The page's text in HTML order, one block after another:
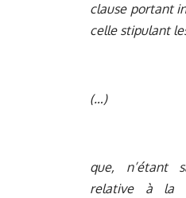
clause portant
celle stipulant
(…)
que, n’étant
relative à la